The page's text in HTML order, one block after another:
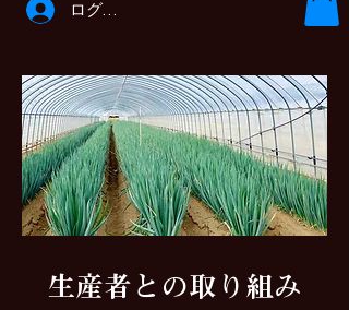
ログイン
生産者との取り組み